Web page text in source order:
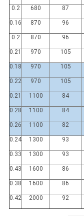
87
680
0.2
96
870
0.16
96
870
0.2
105
970
0.21
105
970
0.18
105
970
0.22
84
1100
0.21
84
1100
0.28
82
1100
0.26
93
1300
0.24
93
1300
0.33
86
1600
0.43
86
1600
0.38
92
2000
0.42